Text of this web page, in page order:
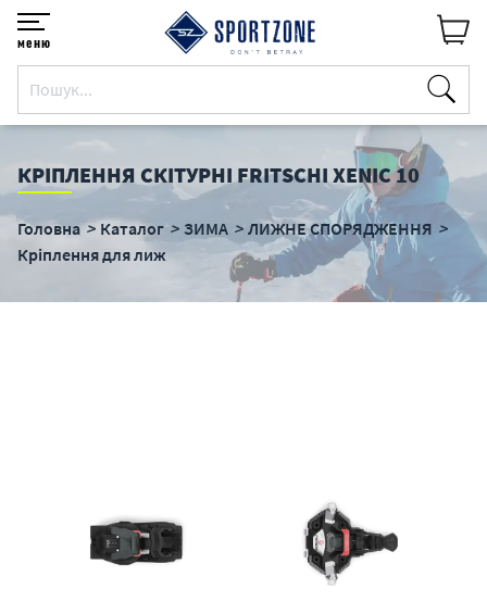
меню
КРІПЛЕННЯ СКІТУРНІ FRITSCHI XENIC 10
Головна Каталог ЗИМА
ЛИЖНЕ СПОРЯДЖЕННЯ
Кріплення для лиж